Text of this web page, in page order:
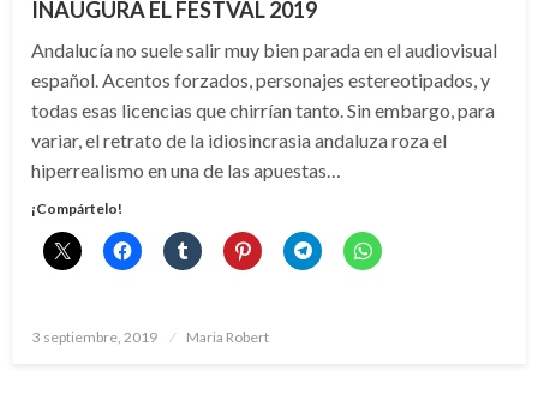
INAUGURA EL FESTVAL 2019
Andalucía no suele salir muy bien parada en el audiovisual
español. Acentos forzados, personajes estereotipados, y
todas esas licencias que chirrían tanto. Sin embargo, para
variar, el retrato de la idiosincrasia andaluza roza el
hiperrealismo en una de las apuestas…
¡Compártelo!
Publicado
3 septiembre, 2019 Maria Robert